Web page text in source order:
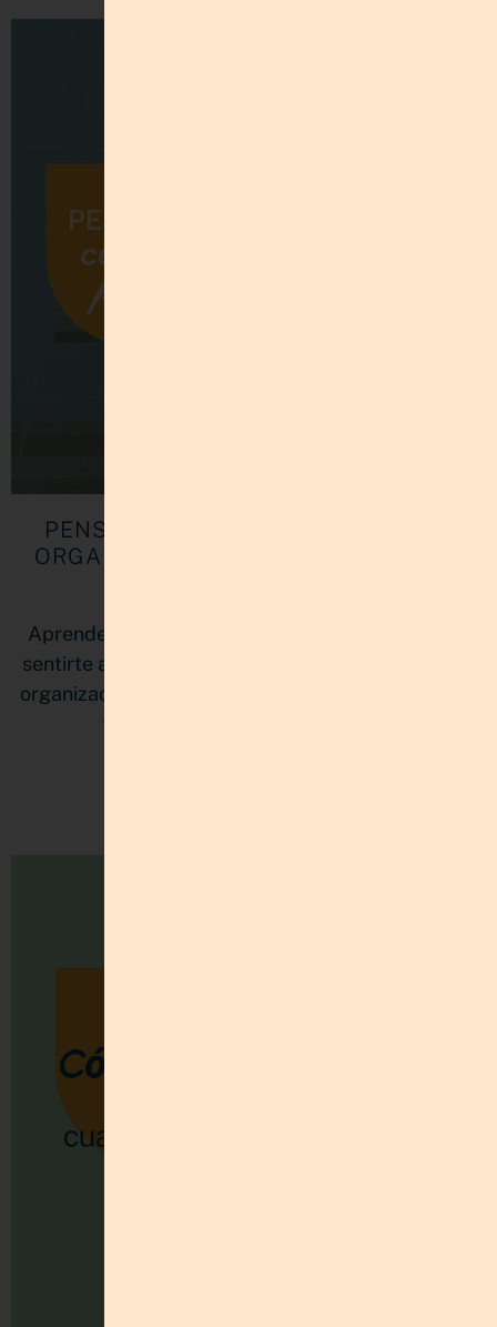
PENSAR NO ES PLANIFICAR: CÓMO
ORGANIZAR MÚLTIPLES PROYECTOS
Aprende cómo organizar múltiples proyectos sin
sentirte abrumada. Descubre cómo un sistema de
organización personal mejora tu claridad mental y
tu productividad con estructura.